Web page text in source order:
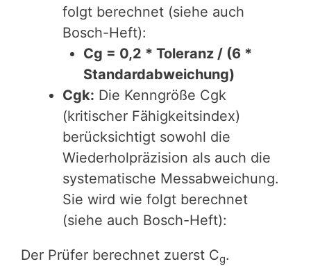
folgt berechnet (siehe auch
Bosch-Heft):
Cg = 0,2 * Toleranz / (6 *
Standardabweichung)
Cgk: Die Kenngröße Cgk
(kritischer Fähigkeitsindex)
berücksichtigt sowohl die
Wiederholpräzision als auch die
systematische Messabweichung.
Sie wird wie folgt berechnet
(siehe auch Bosch-Heft):
Der Prüfer berechnet zuerst Cg.